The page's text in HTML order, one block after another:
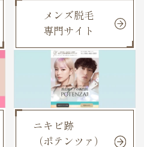
メンズ脱毛
専門サイト
ニキビ跡
（ポテンツァ）